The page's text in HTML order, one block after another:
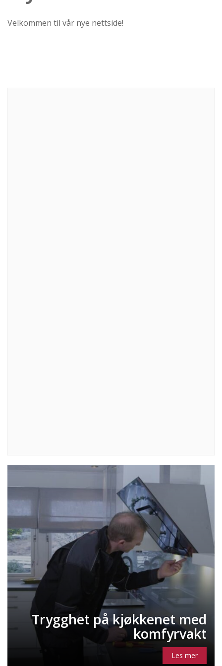
Velkommen til vår nye nettside!
Trygghet på kjøkkenet med
komfyrvakt
Les mer